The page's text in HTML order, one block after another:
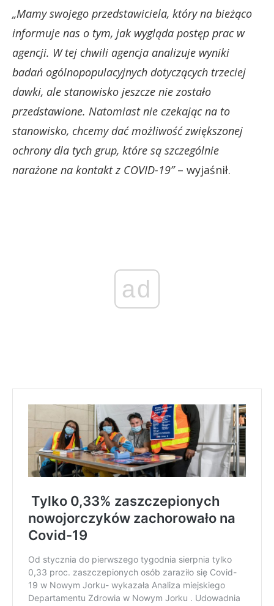
„Mamy swojego przedstawiciela, który na bieżąco
informuje nas o tym, jak wygląda postęp prac w
agencji. W tej chwili agencja analizuje wyniki
badań ogólnopopulacyjnych dotyczących trzeciej
dawki, ale stanowisko jeszcze nie zostało
przedstawione. Natomiast nie czekając na to
stanowisko, chcemy dać możliwość zwiększonej
ochrony dla tych grup, które są szczególnie
narażone na kontakt z COVID-19”– wyjaśnił.
ad